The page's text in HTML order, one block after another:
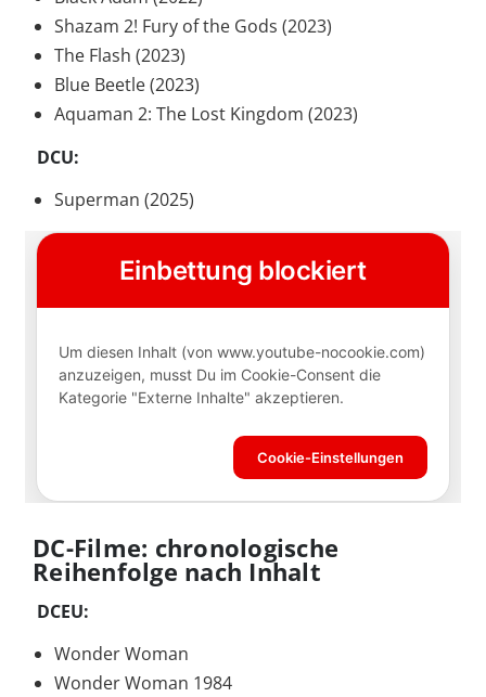
Shazam 2! Fury of the Gods (2023)
The Flash (2023)
Blue Beetle (2023)
Aquaman 2: The Lost Kingdom (2023)
DCU:
Superman (2025)
DC-Filme: chronologische
Reihenfolge nach Inhalt
DCEU:
Wonder Woman
Wonder Woman 1984